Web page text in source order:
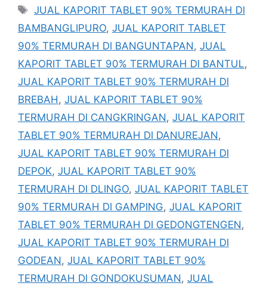
Tag
JUAL KAPORIT TABLET 90% TERMURAH DI
BAMBANGLIPURO, JUAL KAPORIT TABLET
90% TERMURAH DI BANGUNTAPAN, JUAL
KAPORIT TABLET 90% TERMURAH DI BANTUL,
JUAL KAPORIT TABLET 90% TERMURAH DI
BREBAH , JUAL KAPORIT TABLET 90%
TERMURAH DI CANGKRINGAN, JUAL KAPORIT
TABLET 90% TERMURAH DI DANUREJAN,
JUAL KAPORIT TABLET 90% TERMURAH DI
DEPOK, JUAL KAPORIT TABLET 90%
TERMURAH DI DLINGO, JUAL KAPORIT TABLET
90% TERMURAH DI GAMPING, JUAL KAPORIT
TABLET 90% TERMURAH DI GEDONGTENGEN,
JUAL KAPORIT TABLET 90% TERMURAH DI
GODEAN, JUAL KAPORIT TABLET 90%
TERMURAH DI GONDOKUSUMAN, JUAL